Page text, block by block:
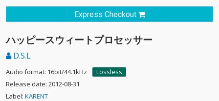
Express Checkout
ハッピースウィートプロセッサー
D.S.L
Audio format: 16bit/44.1kHz
Lossless
Release date: 2012-08-31
Label: KARENT